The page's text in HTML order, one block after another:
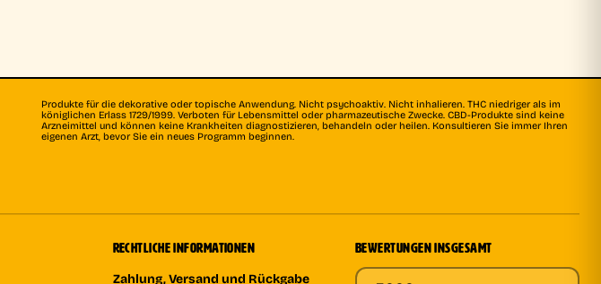
Produkte für die dekorative oder topische Anwendung. Nicht psychoaktiv. Nicht inhalieren. THC niedriger als im
königlichen Erlass 1729/1999. Verboten für Lebensmittel oder pharmazeutische Zwecke. CBD-Produkte sind keine
Arzneimittel und können keine Krankheiten diagnostizieren, behandeln oder heilen. Konsultieren Sie immer Ihren
eigenen Arzt, bevor Sie ein neues Programm beginnen.
RECHTLICHE INFORMATIONEN
Zahlung, Versand und Rückgabe
BEWERTUNGEN INSGESAMT